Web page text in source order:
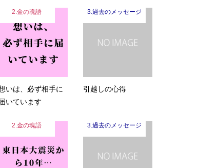
2.金の魂語
いは、必ず相手に
いています
3.過去のメッセージ
引越しの心得
2.金の魂語 3.過去のメッセージ